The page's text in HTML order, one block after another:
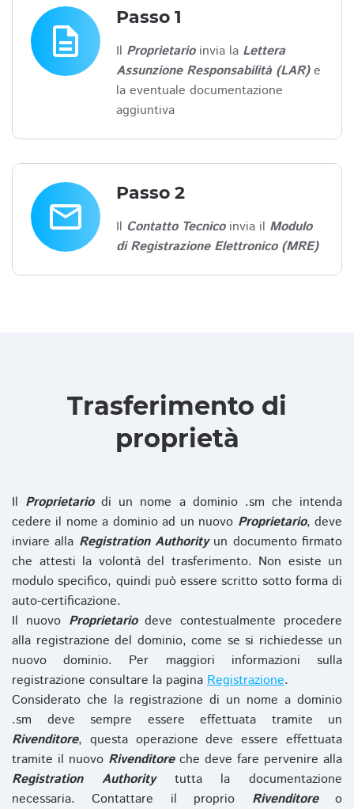
description
Passo 1
Il Proprietarioinvia la Lettera
Assunzione Responsabilità (LAR)e
la eventuale documentazione
aggiuntiva
email
Passo 2
Il Contatto Tecnicoinvia il Modulo
di Registrazione Elettronico (MRE)
Trasferimento di
proprietà
Il Proprietariodi un nome a dominio .sm che intenda
cedere il nome a dominio ad un nuovo Proprietario, deve
inviare alla Registration Authorityun documento firmato
che attesti la volontà del trasferimento. Non esiste un
modulo specifico, quindi può essere scritto sotto forma di
auto-certificazione.
Il nuovo Proprietariodeve contestualmente procedere
alla registrazione del dominio, come se si richiedesse un
nuovo dominio. Per maggiori informazioni sulla
registrazione consultare la pagina Registrazione.
Considerato che la registrazione di un nome a dominio
.sm deve sempre essere effettuata tramite un
Rivenditore, questa operazione deve essere effettuata
tramite il nuovo Rivenditoreche deve fare pervenire alla
Registration Authoritytutta la documentazione
necessaria. Contattare il proprio Rivenditoreo